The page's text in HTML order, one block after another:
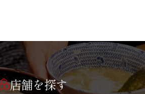
店舗を探す